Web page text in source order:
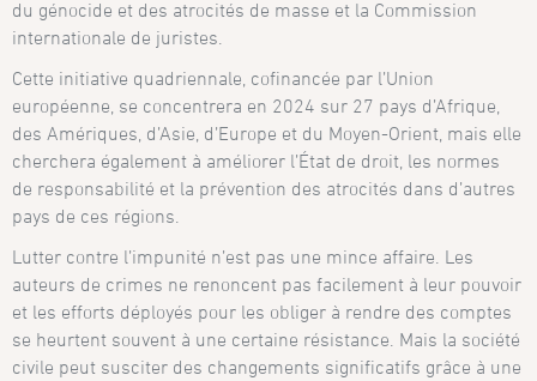
du génocide et des atrocités de masse et la Commission
internationale de juristes.
Cette initiative quadriennale, cofinancée par l’Union
européenne, se concentrera en 2024 sur 27 pays d’Afrique,
des Amériques, d’Asie, d’Europe et du Moyen-Orient, mais elle
cherchera également à améliorer l’État de droit, les normes
de responsabilité et la prévention des atrocités dans d’autres
pays de ces régions.
Lutter contre l’impunité n’est pas une mince affaire. Les
auteurs de crimes ne renoncent pas facilement à leur pouvoir
et les efforts déployés pour les obliger à rendre des comptes
se heurtent souvent à une certaine résistance. Mais la société
civile peut susciter des changements significatifs grâce à une